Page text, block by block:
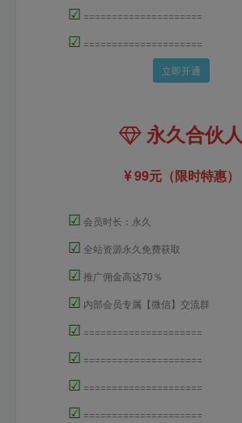
☑ =====================
☑ =====================
立即开通
永久合伙人
99元（限时特惠）
☑ 会员时长：永久
☑ 全站资源永久免费获取
☑ 推广佣金高达70％
☑ 内部会员专属【微信】交流群
☑ =====================
☑ =====================
☑ =====================
☑ =====================